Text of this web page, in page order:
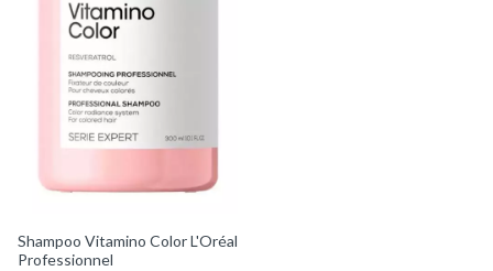
Shampoo Vitamino Color L'Oréal
Professionnel